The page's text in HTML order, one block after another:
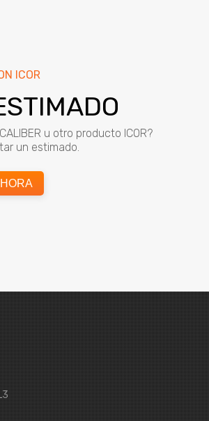
ICOR
u otro producto ICOR?
un estimado.